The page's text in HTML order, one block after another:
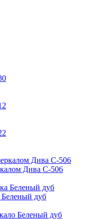
Дива С-506
Беленый дуб